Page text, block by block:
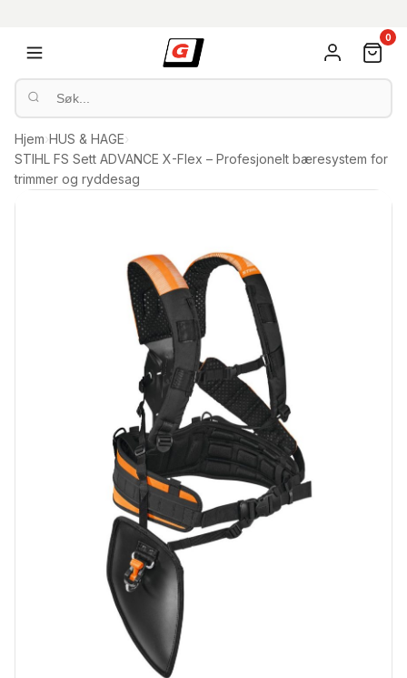
0
Hjem›HUS & HAGE›
STIHL FS Sett ADVANCE X-Flex – Profesjonelt bæresystem for
trimmer og ryddesag